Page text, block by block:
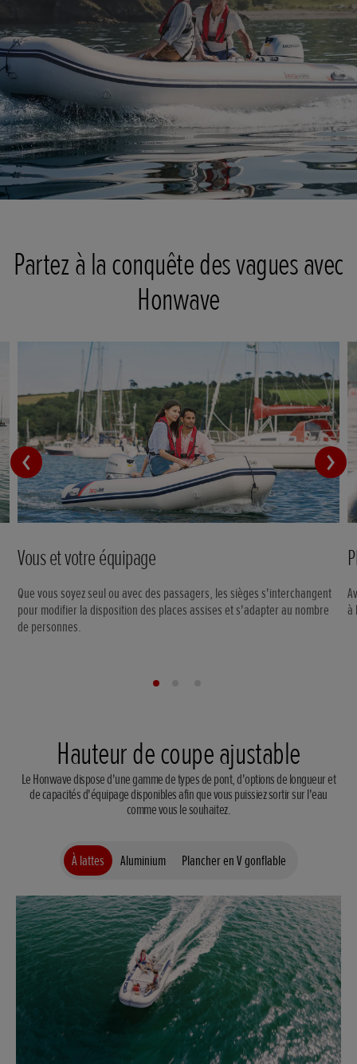
Partez à la conquête des vagues avec
Honwave
Vous et votre équipage
Que vous soyez seul ou avec des passagers, les sièges s'interchangent
pour modifier la disposition des places assises et s'adapter au nombre
de personnes.
à
Hauteur de coupe ajustable
Le Honwave dispose d'une gamme de types de pont, d'options de longueur et
de capacités d'équipage disponibles afin que vous puissiez sortir sur l'eau
comme vous le souhaitez.
À lattes Aluminium Plancher en V gonflable